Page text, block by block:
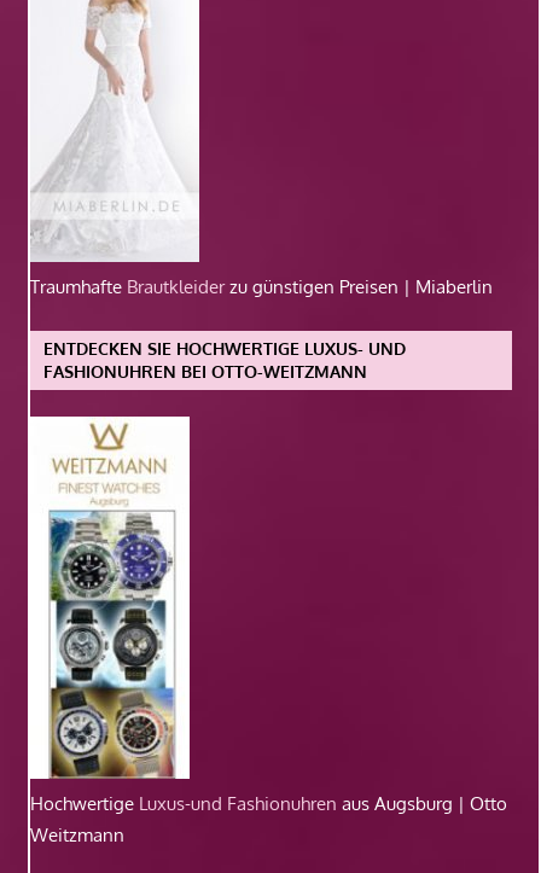
Traumhafte Brautkleiderzu günstigen Preisen | Miaberlin
ENTDECKEN SIE HOCHWERTIGE LUXUS- UND
FASHIONUHREN BEI OTTO-WEITZMANN
Hochwertige Luxus-und Fashionuhren aus Augsburg | Otto
Weitzmann